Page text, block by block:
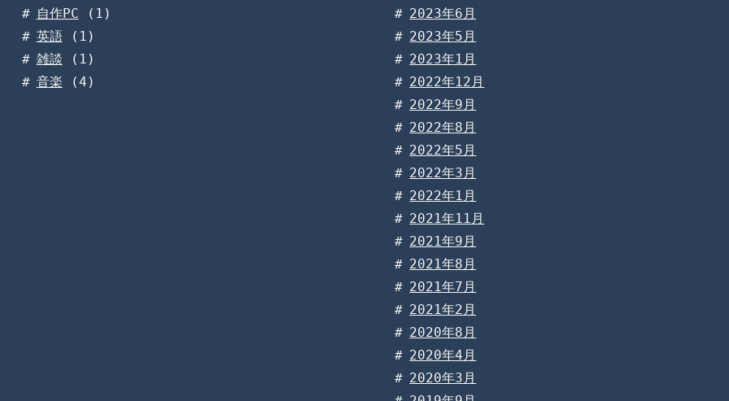
自作PC (1)
英語(1)
雑談 (1)
音楽 (4)
2023年6月
2023年5月
2023年1月
2022年12月
2022年9月
2022年8月
2022年5月
2022年3月
2022年1月
2021年11月
2021年9月
2021年8月
2021年7月
2021年2月
2020年8月
2020年4月
2020年3月